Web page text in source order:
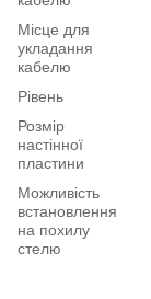
Місце для
укладання
кабелю
Рівень
Розмір
настінної
пластини
Можливість
встановлення
на похилу
стелю